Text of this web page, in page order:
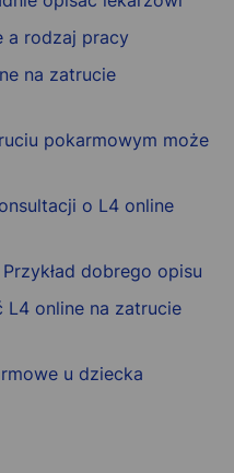
a rodzaj pracy
na zatrucie
pokarmowym może
o L4 online
dobrego opisu
online na zatrucie
u dziecka